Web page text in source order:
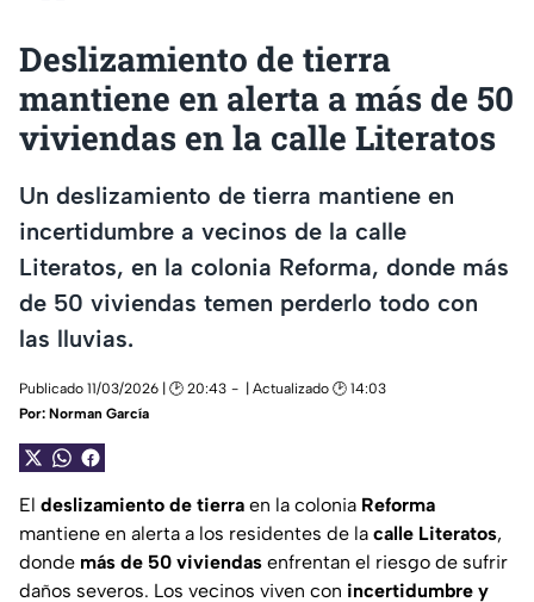
Deslizamiento de tierra
mantiene en alerta a más de 50
viviendas en la calle Literatos
Un deslizamiento de tierra mantiene en
incertidumbre a vecinos de la calle
Literatos, en la colonia Reforma, donde más
de 50 viviendas temen perderlo todo con
las lluvias.
Publicado 11/03/2026 | 🕑 20:43
| Actualizado 🕑 14:03
Por: Norman García
El deslizamiento de tierra en la colonia Reforma
mantiene en alerta a los residentes de la calle Literatos,
donde más de 50 viviendas enfrentan el riesgo de sufrir
daños severos. Los vecinos viven con incertidumbre y